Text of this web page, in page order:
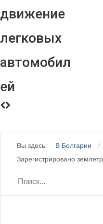
движение
легковых
автомобил
ей
Вы здесь: В Болгарии
Зарегистрировано